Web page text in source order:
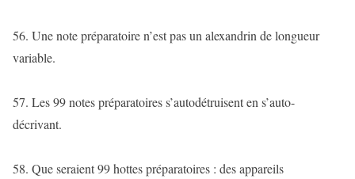
56. Une note préparatoire n’est pas un alexandrin de longueur
variable.
57. Les 99 notes préparatoires s’autodétruisent en s’auto-
décrivant.
58. Que seraient 99 hottes préparatoires : des appareils